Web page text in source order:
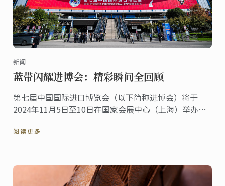
新闻
蓝带闪耀进博会：精彩瞬间全回顾
第七届中国国际进口博览会（以下简称进博会）将于
2024年11月5日至10日在国家会展中心（上海）举办。
自本土、传承百年烹饪传统与创新精神的蓝带国际学院
阅读更多